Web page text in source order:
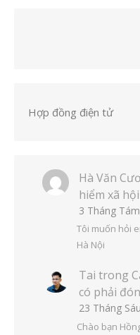
Hợp đồng điện tử
Hà Văn
hiểm xã
3 Tháng
Tôi muốn hỏi
Hà Nội
Tai trong
có phải
23 Tháng
Chào bạn